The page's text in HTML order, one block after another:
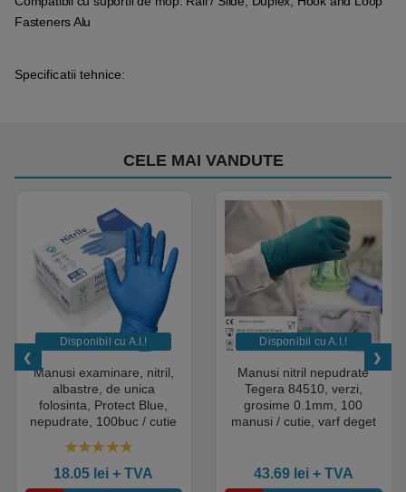
Fasteners Alu
Specificatii tehnice:
CELE MAI VANDUTE
Disponibil cu A.I.​!
Manusi examinare, nitril,
albastre, de unica
folosinta, Protect Blue,
nepudrate, 100buc / cutie
saloane si domeniul
industrial, calitate premium
18.05 lei + TVA
Disponibil cu A.I.​!
Manusi nitril nepudrate
Tegera 84510, verzi,
grosime 0.1mm, 100
manusi / cutie, varf deget
43.69 lei+ TVA